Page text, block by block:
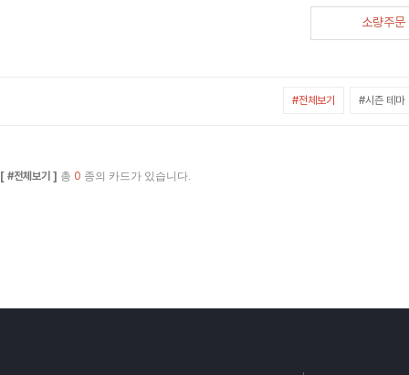
소량주문
#전체보기 #시즌 테마
[ #전체보기 ] 총 0 종의 카드가 있습니다.